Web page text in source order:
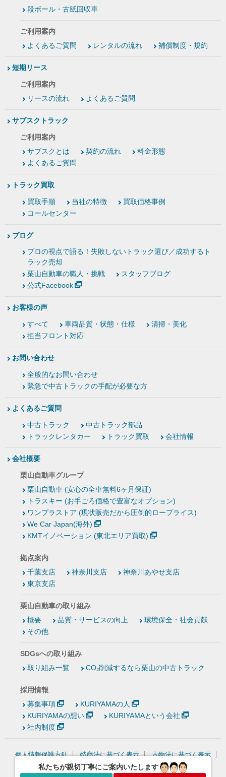
私たちが親切丁寧にご案内いたします
段ボール・古紙回収車
ご利用案内
よくあるご質問
レンタルの流れ 補償制度・規約
短期リース
ご利用案内
リースの流れ
よくあるご質問
サブスクトラック
ご利用案内
サブスクとは
契約の流れ
料金形態
よくあるご質問
トラック買取
買取手順 当社の特徴
買取価格事例
コールセンター
ブログ
プロの視点で語る！失敗しないトラック選び／成功するト
ラック売却
栗山自動車の職人・挑戦
スタッフブログ
公式Facebook
お客様の声
すべて 車両品質・状態・仕様
清掃・美化
担当フロント対応
お問い合わせ
全般的なお問い合わせ
緊急で中古トラックの手配が必要な方
よくあるご質問
中古トラック
中古トラック部品
トラックレンタカー
トラック買取 会社情報
会社概要
栗山自動車グループ
栗山自動車 (安心の全車無料6ヶ月保証)
トラスキー (お手ごろ価格で豊富なオプション)
ワンプラストア (現状販売だから圧倒的ロープライス)
We Car Japan(海外)
KMTイノベーション (東北エリア買取)
拠点案内
千葉支店
神奈川支店
神奈川あやせ支店
東京支店
栗山自動車の取り組み
概要
品質・サービスの向上
環境保全・社会貢献
その他
SDGsへの取り組み
取り組み一覧
CO₂削減するなら栗山の中古トラック
採用情報
募集事項
KURIYAMAの人
KURIYAMAの想い
KURIYAMAという会社
社内制度
個人情報保護方針 特商法に基づく表示
古物法に基づく表示
情報セキュリティ基本方針